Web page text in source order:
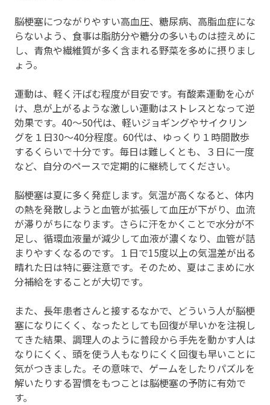
脳梗塞につながりやすい高血圧、糖尿病、高脂血症にな
らないよう、食事は脂肪分や糖分の多いものは控えめに
し、青魚や繊維質が多く含まれる野菜を多めに摂りまし
ょう。
運動は、軽く汗ばむ程度が目安です。有酸素運動を心が
け、息が上がるような激しい運動はストレスとなって逆
効果です。40～50代は、軽いジョギングやサイクリン
グを１日30～40分程度。60代は、ゆっくり１時間散歩
するくらいで十分です。毎日は難しくとも、３日に一度
など、自分のペースで定期的に継続してください。
脳梗塞は夏に多く発症します。気温が高くなると、体内
の熱を発散しようと血管が拡張して血圧が下がり、血流
が滞りがちになります。さらに汗をかくことで水分が不
足し、循環血液量が減少して血液が濃くなり、血管が詰
まりやすくなるのです。１日で15度以上の気温差が出る
晴れた日は特に要注意です。そのため、夏はこまめに水
分補給をすることが大切です。
また、長年患者さんと接するなかで、どういう人が脳梗
塞になりにくく、なったとしても回復が早いかを注視し
てきた結果、調理人のように普段から手先を動かす人は
なりにくく、頭を使う人もなりにくく回復も早いことに
気がつきました。その意味で、ゲームをしたりパズルを
解いたりする習慣をもつことは脳梗塞の予防に有効で
す。